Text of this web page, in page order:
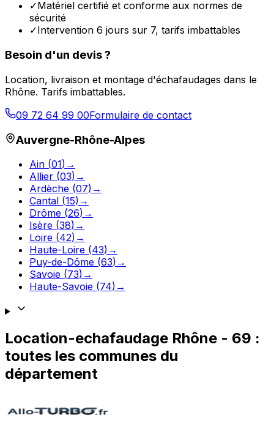
✓Matériel certifié et conforme aux normes de
sécurité
✓Intervention 6 jours sur 7, tarifs imbattables
Besoin d'un devis ?
Location, livraison et montage d'échafaudages dans le
Rhône. Tarifs imbattables.
09 72 64 99 00Formulaire de contact
Auvergne-Rhône-Alpes
Ain (01) →
Allier (03) →
Ardèche (07) →
Cantal (15) →
Drôme (26) →
Isère (38) →
Loire (42) →
Haute-Loire (43) →
Puy-de-Dôme (63) →
Savoie (73) →
Haute-Savoie (74) →
Location-echafaudage Rhône - 69 :
toutes les communes du
département